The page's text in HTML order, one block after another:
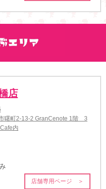
店
曙町2-13-2 GranCenote 1階 3
内
店舗専用ページ ＞